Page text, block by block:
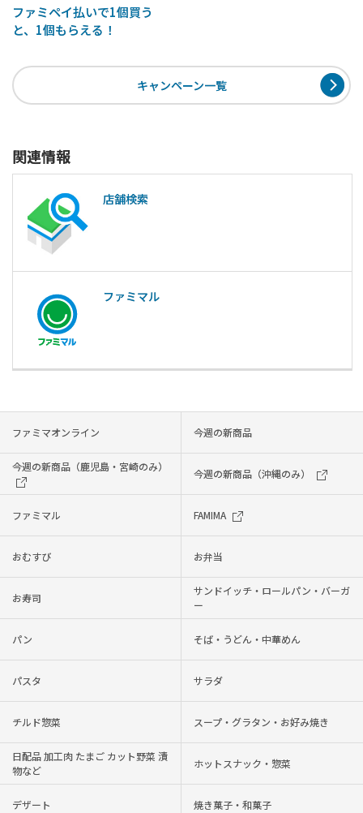
ファミペイ払いで1個買う
と、1個もらえる！
キャンペーン一覧
関連情報
店舗検索
ファミマル
ファミマオンライン 今週の新商品
今週の新商品（鹿児島・宮崎のみ）
今週の新商品（沖縄のみ）
ファミマル FAMIMA
おむすび お弁当
お寿司
サンドイッチ・ロールパン・バーガ
ー
パン そば・うどん・中華めん
パスタ サラダ
チルド惣菜 スープ・グラタン・お好み焼き
日配品 加工肉 たまご カット野菜 漬
物など
ホットスナック・惣菜
デザート 焼き菓子・和菓子